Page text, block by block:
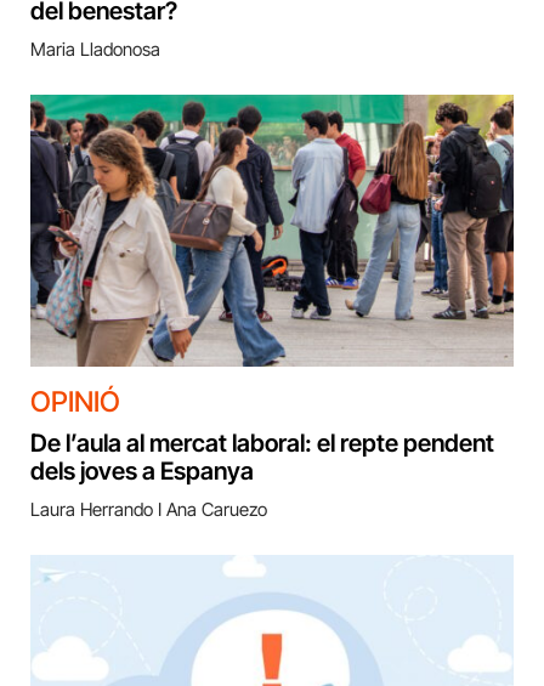
del benestar?
Maria Lladonosa
OPINIÓ
De l’aula al mercat laboral: el repte pendent
dels joves a Espanya
Laura Herrando I Ana Caruezo